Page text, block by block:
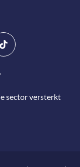
sector versterkt